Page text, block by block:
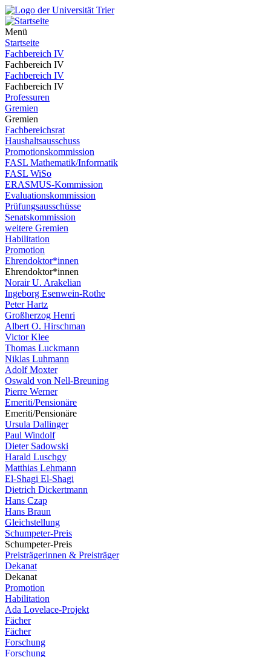
Menü
Startseite
Fachbereich IV
Fachbereich IV
Fachbereich IV
Fachbereich IV
Professuren
Gremien
Gremien
Fachbereichsrat
Haushaltsausschuss
Promotionskommission
FASL Mathematik/Informatik
FASL WiSo
ERASMUS-Kommission
Evaluationskommission
Prüfungsausschüsse
Senatskommission
weitere Gremien
Habilitation
Promotion
Ehrendoktor*innen
Ehrendoktor*innen
Norair U. Arakelian
Ingeborg Esenwein-Rothe
Peter Hartz
Großherzog Henri
Albert O. Hirschman
Victor Klee
Thomas Luckmann
Niklas Luhmann
Adolf Moxter
Oswald von Nell-Breuning
Pierre Werner
Emeriti/Pensionäre
Emeriti/Pensionäre
Ursula Dallinger
Paul Windolf
Dieter Sadowski
Harald Luschgy
Matthias Lehmann
El-Shagi El-Shagi
Dietrich Dickertmann
Hans Czap
Hans Braun
Gleichstellung
Schumpeter-Preis
Schumpeter-Preis
Preisträgerinnen & Preisträger
Dekanat
Dekanat
Promotion
Habilitation
Ada Lovelace-Projekt
Fächer
Fächer
Forschung
Forschung